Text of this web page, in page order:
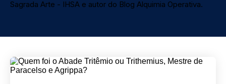
Sagrada Arte - IHSA e autor do Blog Alquimia Operativa.